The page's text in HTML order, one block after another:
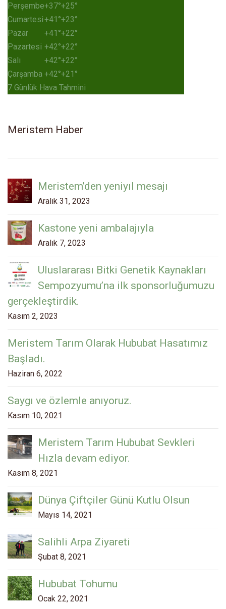
Perşembe+37°+25°
Cumartesi+41°+23°
Pazar
+41°+22°
Pazartesi +42°+22°
Salı
+42°+22°
Çarşamba +42°+21°
7 Günlük Hava Tahmini
Meristem Haber
Meristem’den yeniyıl mesajı
Aralık 31, 2023
Kastone yeni ambalajıyla
Aralık 7, 2023
Uluslararası Bitki Genetik Kaynakları
Sempozyumu’na ilk sponsorluğumuzu
gerçekleştirdik.
Kasım 2, 2023
Meristem Tarım Olarak Hububat Hasatımız
Başladı.
Haziran 6, 2022
Saygı ve özlemle anıyoruz.
Kasım 10, 2021
Meristem Tarım Hububat Sevkleri
Hızla devam ediyor.
Kasım 8, 2021
Dünya Çiftçiler Günü Kutlu Olsun
Mayıs 14, 2021
Salihli Arpa Ziyareti
Şubat 8, 2021
Hububat Tohumu
Ocak 22, 2021